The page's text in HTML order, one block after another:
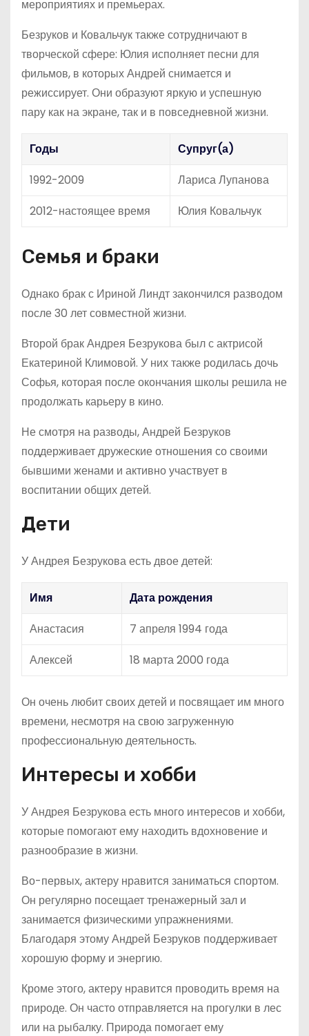
мероприятиях и премьерах.
Безруков и Ковальчук также сотрудничают в
творческой сфере: Юлия исполняет песни для
фильмов, в которых Андрей снимается и
режиссирует. Они образуют яркую и успешную
пару как на экране, так и в повседневной жизни.
Годы
Супруг(а)
1992-2009
Лариса Лупанова
2012-настоящее время
Юлия Ковальчук
Семья и браки
Однако брак с Ириной Линдт закончился разводом
после 30 лет совместной жизни.
Второй брак Андрея Безрукова был с актрисой
Екатериной Климовой. У них также родилась дочь
Софья, которая после окончания школы решила не
продолжать карьеру в кино.
Не смотря на разводы, Андрей Безруков
поддерживает дружеские отношения со своими
бывшими женами и активно участвует в
воспитании общих детей.
Дети
У Андрея Безрукова есть двое детей:
Имя
Дата рождения
Анастасия
7 апреля 1994 года
Алексей
18 марта 2000 года
Он очень любит своих детей и посвящает им много
времени, несмотря на свою загруженную
профессиональную деятельность.
Интересы и хобби
У Андрея Безрукова есть много интересов и хобби,
которые помогают ему находить вдохновение и
разнообразие в жизни.
Во-первых, актеру нравится заниматься спортом.
Он регулярно посещает тренажерный зал и
занимается физическими упражнениями.
Благодаря этому Андрей Безруков поддерживает
хорошую форму и энергию.
Кроме этого, актеру нравится проводить время на
природе. Он часто отправляется на прогулки в лес
или на рыбалку. Природа помогает ему